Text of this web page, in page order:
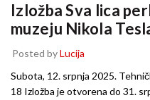
Izložba Sva lica
muzeju Nikola
Posted byLucija
Subota, 12. srpnja 2025.
18 Izložba je otvorena do 31.